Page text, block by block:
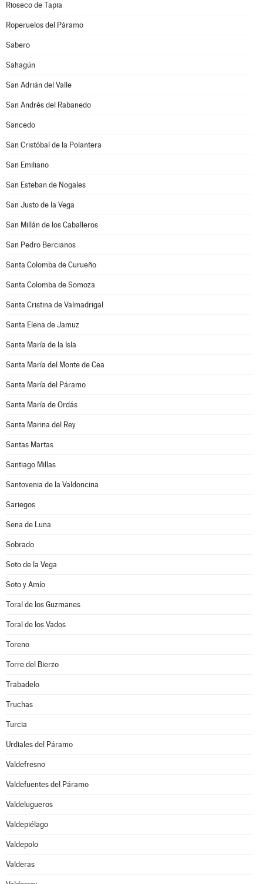
Rioseco de Tapia
Roperuelos del Páramo
Sabero
Sahagún
San Adrián del Valle
San Andrés del Rabanedo
Sancedo
San Cristóbal de la Polantera
San Emiliano
San Esteban de Nogales
San Justo de la Vega
San Millán de los Caballeros
San Pedro Bercianos
Santa Colomba de Curueño
Santa Colomba de Somoza
Santa Cristina de Valmadrigal
Santa Elena de Jamuz
Santa María de la Isla
Santa María del Monte de Cea
Santa María del Páramo
Santa María de Ordás
Santa Marina del Rey
Santas Martas
Santiago Millas
Santovenia de la Valdoncina
Sariegos
Sena de Luna
Sobrado
Soto de la Vega
Soto y Amío
Toral de los Guzmanes
Toral de los Vados
Toreno
Torre del Bierzo
Trabadelo
Truchas
Turcia
Urdiales del Páramo
Valdefresno
Valdefuentes del Páramo
Valdelugueros
Valdepiélago
Valdepolo
Valderas